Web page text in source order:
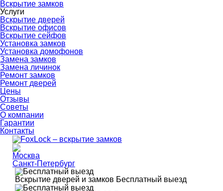
Вскрытие замков
Услуги
Вскрытие дверей
Вскрытие офисов
Вскрытие сейфов
Установка замков
Установка домофонов
Замена замков
Замена личинок
Ремонт замков
Ремонт дверей
Цены
Отзывы
Советы
О компании
Гарантии
Контакты
Москва
Санкт-Петербург
Вскрытие дверей и замков Бесплатный выезд